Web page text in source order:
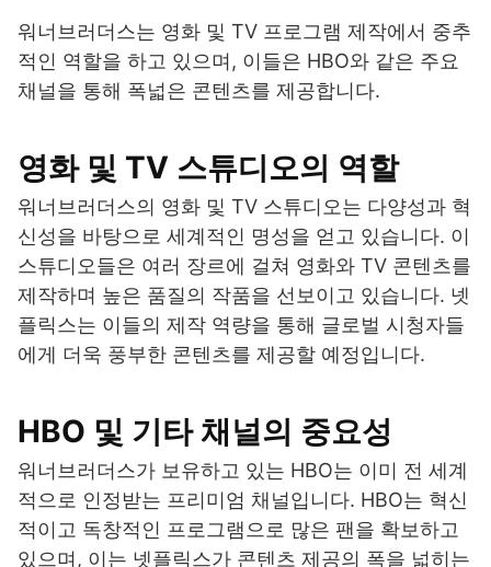
워너브러더스는 영화 및 TV 프로그램 제작에서 중추
적인 역할을 하고 있으며, 이들은 HBO와 같은 주요
채널을 통해 폭넓은 콘텐츠를 제공합니다.
영화 및 TV 스튜디오의 역할
워너브러더스의 영화 및 TV 스튜디오는 다양성과 혁
신성을 바탕으로 세계적인 명성을 얻고 있습니다. 이
스튜디오들은 여러 장르에 걸쳐 영화와 TV 콘텐츠를
제작하며 높은 품질의 작품을 선보이고 있습니다. 넷
플릭스는 이들의 제작 역량을 통해 글로벌 시청자들
에게 더욱 풍부한 콘텐츠를 제공할 예정입니다.
HBO 및 기타 채널의 중요성
워너브러더스가 보유하고 있는 HBO는 이미 전 세계
적으로 인정받는 프리미엄 채널입니다. HBO는 혁신
적이고 독창적인 프로그램으로 많은 팬을 확보하고
있으며, 이는 넷플릭스가 콘텐츠 제공의 폭을 넓히는